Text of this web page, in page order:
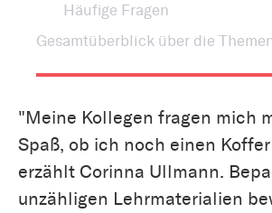
Häufige Fragen
Gesamtüberblick über die
"Meine Kollegen fragen mich
Spaß, ob ich noch einen
erzählt Corinna Ullmann.
unzähligen Lehrmaterialien